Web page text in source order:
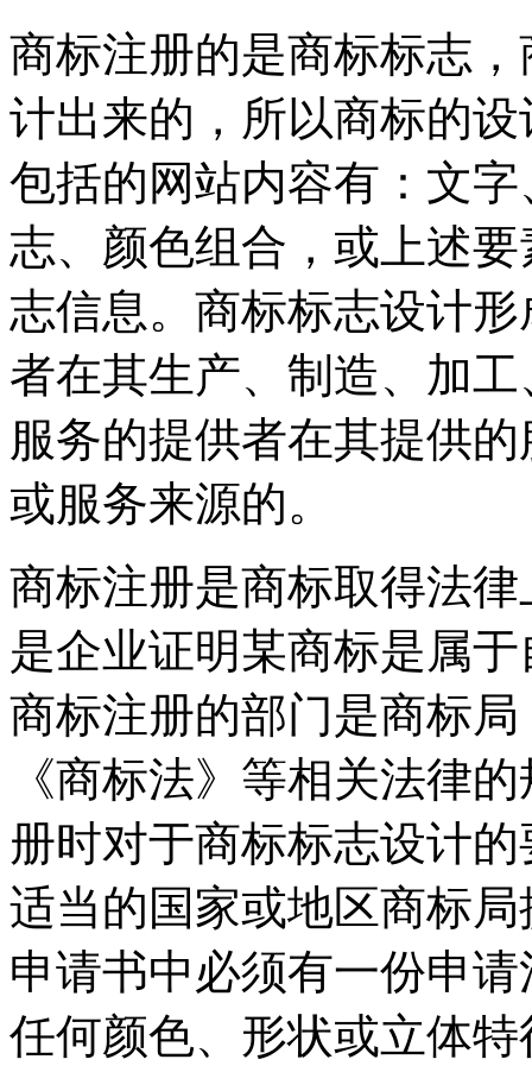
商标注册的是商标标志
计出来的，所以商标的
包括的网站内容有：文
志、颜色组合，或上述
志信息。商标标志设计
者在其生产、制造、加
服务的提供者在其提供
或服务来源的。
商标注册是商标取得法
是企业证明某商标是属
商标注册的部门是商标
《商标法》等相关法律
册时对于商标标志设计
适当的国家或地区商标
申请书中必须有一份申
任何颜色、形状或立体特